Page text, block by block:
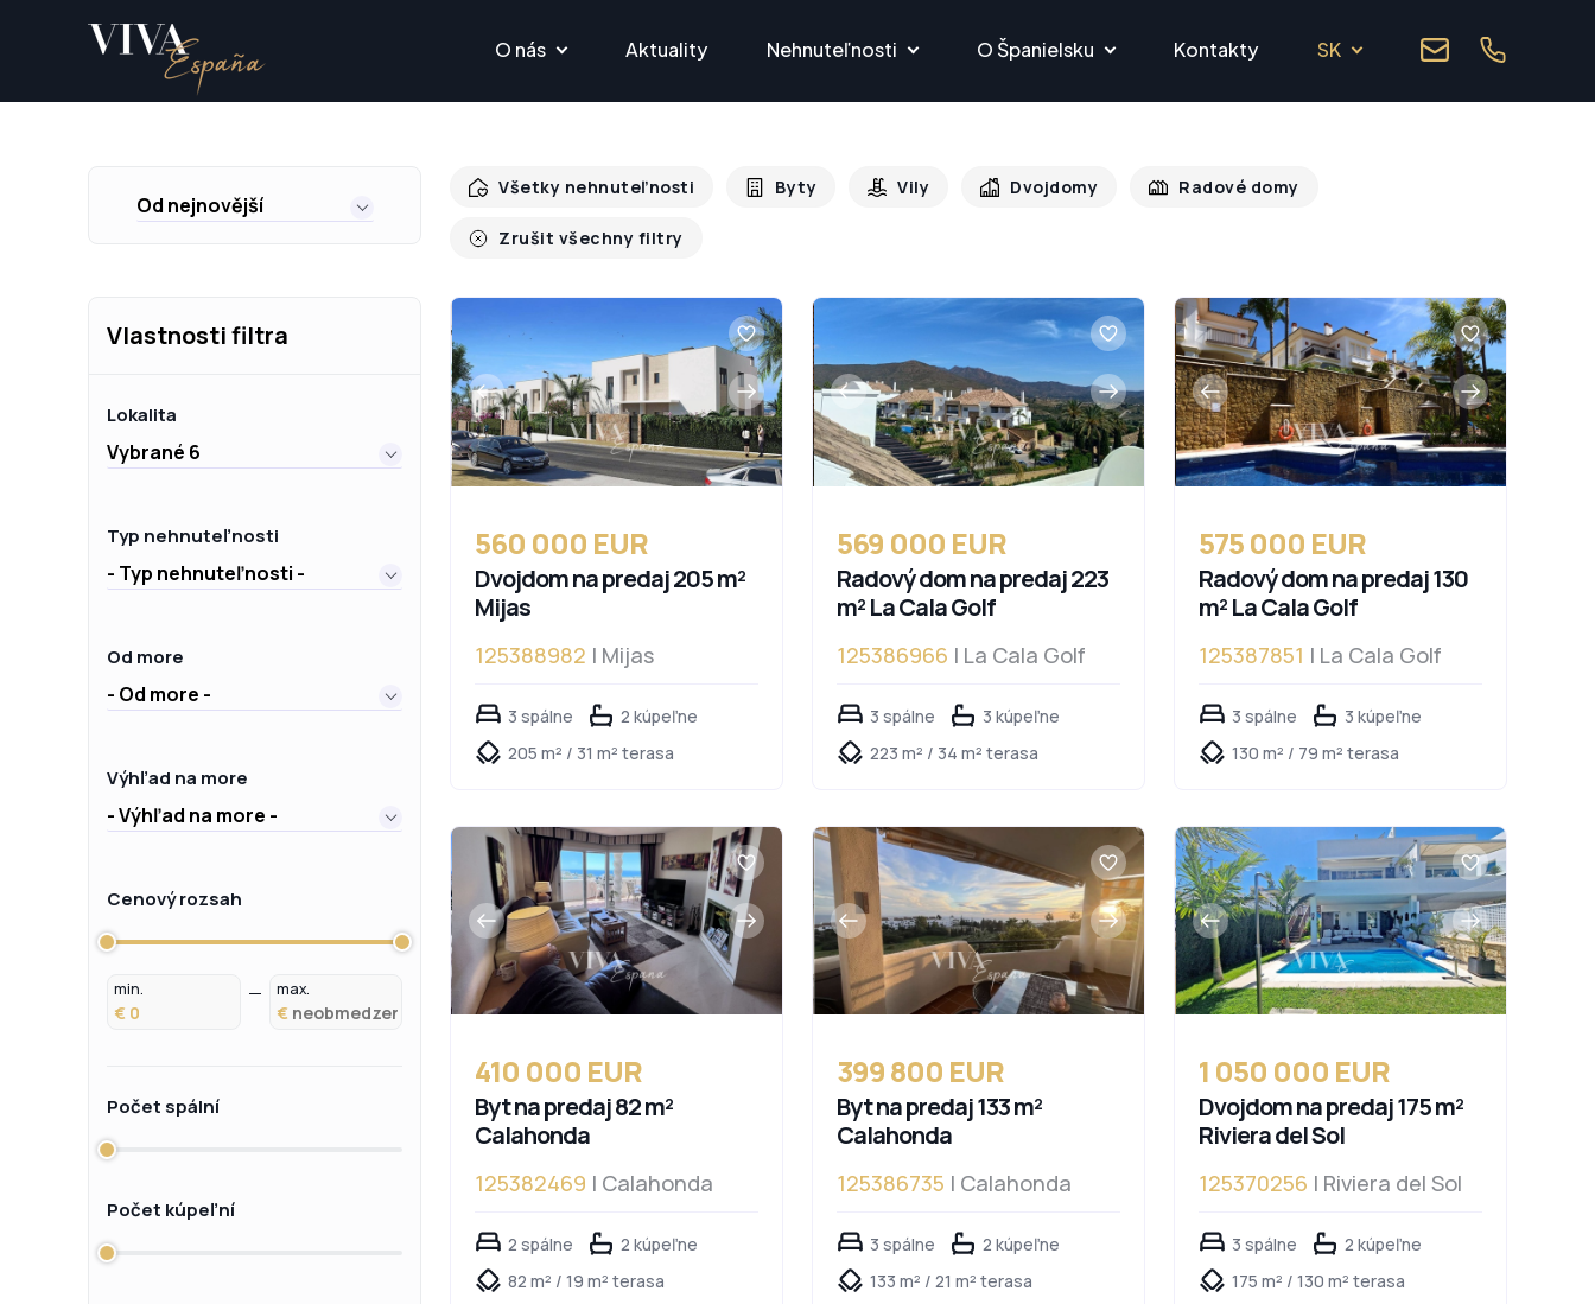
O nás Aktuality Nehnuteľnosti O Španielsku Kontakty SK
Od nejnovější
Všetky nehnuteľnosti Byty Vily Dvojdomy Radové domy
Zrušit všechny filtry
Vlastnosti filtra
Lokalita
Vybrané 6
Typ nehnuteľnosti
- Typ nehnuteľnosti -
Od more
- Od more -
Výhľad na more
- Výhľad na more -
Cenový rozsah
min.
€
max.
€
Počet spální
Počet kúpeľní
560 000 EUR
Dvojdom na predaj 205 m²
Mijas
125388982 | Mijas
3 spálne
2 kúpeľne
205 m² / 31 m² terasa
569 000 EUR
Radový dom na predaj 223
m² La Cala Golf
125386966 | La Cala Golf
3 spálne
3 kúpeľne
223 m² / 34 m² terasa
575 000 EUR
Radový dom na predaj 130
m² La Cala Golf
125387851 | La Cala Golf
3 spálne
3 kúpeľne
130 m² / 79 m² terasa
410 000 EUR
Byt na predaj 82 m²
Calahonda
125382469 | Calahonda
2 spálne
2 kúpeľne
82 m² / 19 m² terasa
399 800 EUR
Byt na predaj 133 m²
Calahonda
125386735 | Calahonda
3 spálne
2 kúpeľne
133 m² / 21 m² terasa
1 050 000 EUR
Dvojdom na predaj 175 m²
Riviera del Sol
125370256 | Riviera del Sol
3 spálne
2 kúpeľne
175 m² / 130 m² terasa